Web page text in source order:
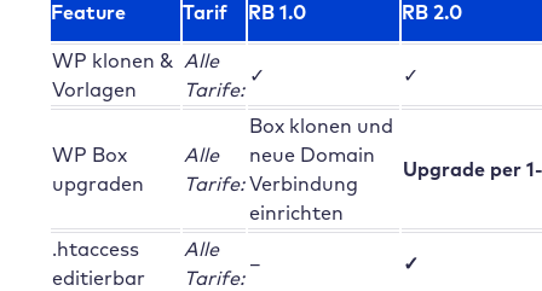
Feature Tarif RB 1.0
RB 2.0
WP klonen &
Vorlagen
Alle
Tarife:
✓ ✓
WP Box
upgraden
Alle
Tarife:
Box klonen und
neue Domain
Verbindung
einrichten
Upgrade per
.htaccess
editierbar
Alle
Tarife:
– ✓